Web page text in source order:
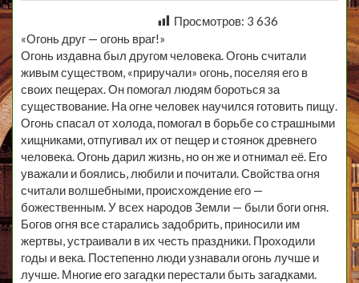
Просмотров: 3 636
«Огонь друг — огонь враг!»
Огонь издавна был другом человека. Огонь считали
живым существом, «приручали» огонь, поселяя его в
своих пещерах. Он помогал людям бороться за
существование. На огне человек научился готовить пищу.
Огонь спасал от холода, помогал в борьбе со страшными
хищниками, отпугивал их от пещер и стоянок древнего
человека. Огонь дарил жизнь, но он же и отнимал её. Его
уважали и боялись, любили и почитали. Свойства огня
считали волшебными, происхождение его —
божественным. У всех народов Земли — были боги огня.
Богов огня все старались задобрить, приносили им
жертвы, устраивали в их честь праздники. Проходили
годы и века. Постепенно люди узнавали огонь лучше и
лучше. Многие его загадки перестали быть загадками.